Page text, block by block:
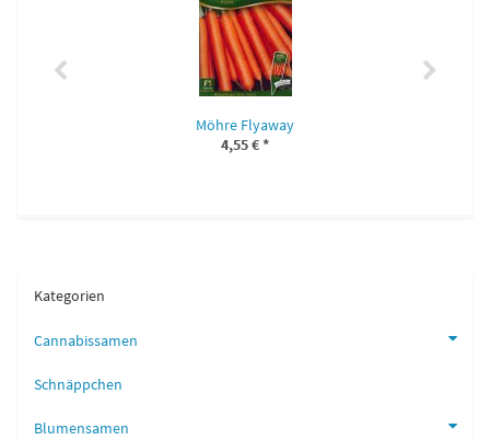
Möhre Flyaway
4,55 €*
Kategorien
Cannabissamen
Schnäppchen
Blumensamen